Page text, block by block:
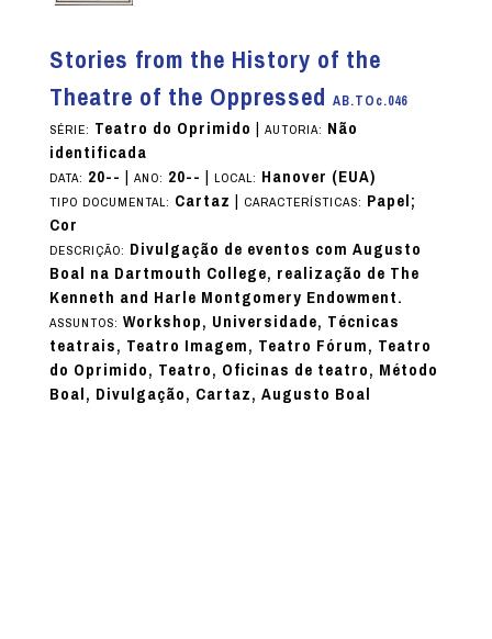
Stories from the History of the
Theatre of the Oppressed AB.TOc.046
SÉRIE: Teatro do Oprimido | AUTORIA: Não
identificada
DATA: 20-- | ANO: 20-- | LOCAL: Hanover (EUA)
TIPO DOCUMENTAL: Cartaz | CARACTERÍSTICAS: Papel;
Cor
DESCRIÇÃO: Divulgação de eventos com Augusto
Boal na Dartmouth College, realização de The
Kenneth and Harle Montgomery Endowment.
ASSUNTOS: Workshop, Universidade, Técnicas
teatrais, Teatro Imagem, Teatro Fórum, Teatro
do Oprimido, Teatro, Oficinas de teatro, Método
Boal, Divulgação, Cartaz, Augusto Boal